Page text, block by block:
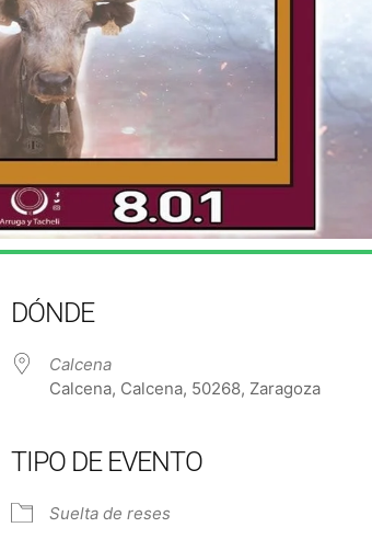
DÓNDE
Calcena
Calcena, Calcena, 50268, Zaragoza
TIPO DE EVENTO
Suelta de reses